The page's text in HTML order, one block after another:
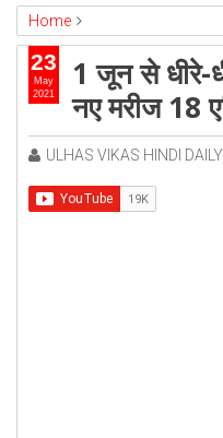
Home
ambernath
Featured
1 जून से धीरे-धीरे अनलाॅक होगा
1 जून से धीरे-
नए मरीज 18
ULHAS VIKAS HINDI DAILY
23
May
2021